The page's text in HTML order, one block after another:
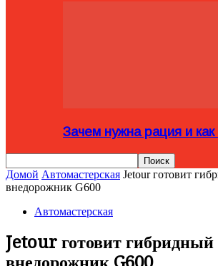
Зачем нужна рация и
Домой Автомастерская Jetour готовит
внедорожник G600
Автомастерская
Jetour готовит гибридный